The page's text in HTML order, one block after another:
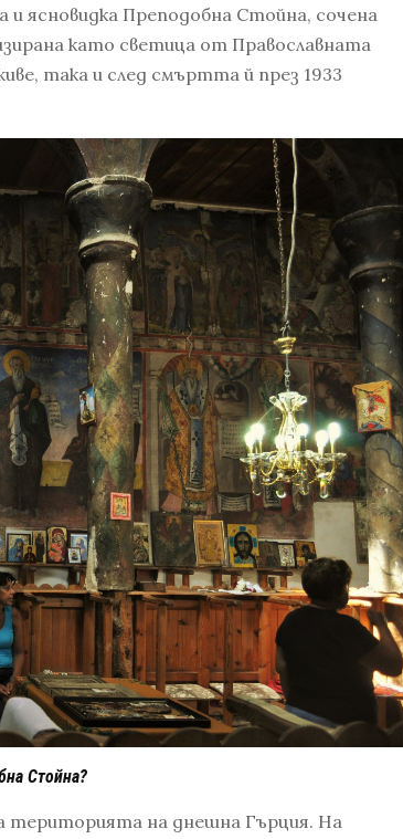
ясновидка Преподобна Стойна, сочена
като светица от Православната
така и след смъртта й през 1933
Стойна?
територията на днешна Гърция. На